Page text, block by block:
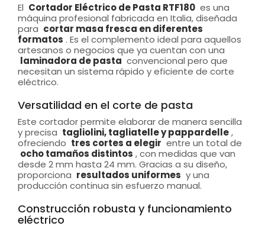
El Cortador Eléctrico de Pasta RTF180 es una
máquina profesional fabricada en Italia, diseñada
para cortar masa fresca en diferentes
formatos . Es el complemento ideal para aquellos
artesanos o negocios que ya cuentan con una
laminadora de pasta convencional pero que
necesitan un sistema rápido y eficiente de corte
eléctrico.
Versatilidad en el corte de pasta
Este cortador permite elaborar de manera sencilla
y precisa tagliolini, tagliatelle y pappardelle,
ofreciendo tres cortes a elegir entre un total de
ocho tamaños distintos , con medidas que van
desde 2 mm hasta 24 mm. Gracias a su diseño,
proporciona resultados uniformes y una
producción continua sin esfuerzo manual.
Construcción robusta y funcionamiento
eléctrico